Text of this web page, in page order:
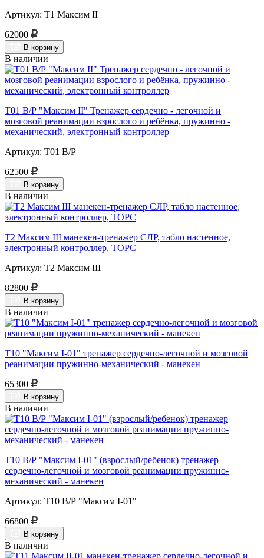
Артикул: Т1 Максим II
62000
В корзину
В наличии
Т01 В/Р "Максим II" Тренажер сердечно - легочной и
мозговой реанимации взрослого и ребёнка, пружинно -
механический, электронный контроллер
Артикул: Т01 В/Р
62500
В корзину
В наличии
Т2 Максим III манекен-тренажер СЛР, табло настенное,
электронный контроллер, ТОРС
Артикул: Т2 Максим III
82800
В корзину
В наличии
Т10 "Максим I-01" тренажер сердечно-легочной и мозговой
реанимации пружинно-механический - манекен
65300
В корзину
В наличии
Т10 В/Р "Максим I-01" (взрослый/ребенок) тренажер
сердечно-легочной и мозговой реанимации пружинно-
механический - манекен
Артикул: Т10 В/Р "Максим I-01"
66800
В корзину
В наличии